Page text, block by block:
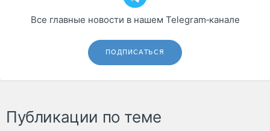
Все главные новости в нашем Telegram‑канале
ПОДПИСАТЬСЯ
Публикации по теме